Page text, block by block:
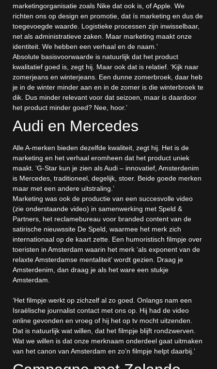
marketingorganisatie zoals Nike dat ook is, of Apple. We
richten ons op design en promotie, dat ís marketing en dus de
toegevoegde waarde. Logistieke processen zijn inwisselbaar,
net als administratieve zaken. Maar marketing maakt onze
identiteit. We hebben een verhaal en de naam.’
Absolute basisvoorwaarde is natuurlijk dat het product
kwalitatief goed is, zegt hij. Maar ook dat is relatief. ‘Kijk naar
zomerjeans en winterjeans. Een dunne zomerbroek, daar heb
je in de winter minder aan en in de zomer is die winterbroek te
dik. Dus minder relevant voor dat seizoen, maar is daardoor
het product minder goed? Nee, hoor.’
Audi en Mercedes
Alle A-merken bieden dezelfde kwaliteit, zegt hij. Het is de
marketing en het verhaal eromheen dat het product uniek
maakt. ‘G-Star kun je zien als Audi – innovatief, Amsterdenim
is Mercedes, traditioneel, degelijk, stoer. Beide goede merken
maar met een andere uitstraling.’
Marketing was ook de productie van een succesvolle video
(zie onderstaande video) in samenwerking met Speld &
Partners, het reclamebureau voor branded content van de
satirische nieuwssite De Speld, waarmee het merk zich
internationaal op de kaart zette. Een humoristisch filmpje over
toeristen in Amsterdam waarin het merk ‘als exponent van de
relaxte Amsterdamse mentaliteit’ wordt gezien. Draag je
Amsterdenim, dan draag je als het ware een stukje
Amsterdam.
‘Het filmpje werkt op zichzelf al zo goed. Onlangs nam een
Israëlische journalist contact met ons op. Hij had de video
online gevonden en vroeg of hij het op tv mocht uitzenden.
Dat is natuurlijk wat willen, dat het filmpje blijft rondzwerven.
Wat we willen is dat onze merknaam onderdeel gaat uitmaken
van het canon van Amsterdam en zo’n filmpje helpt daarbij.’